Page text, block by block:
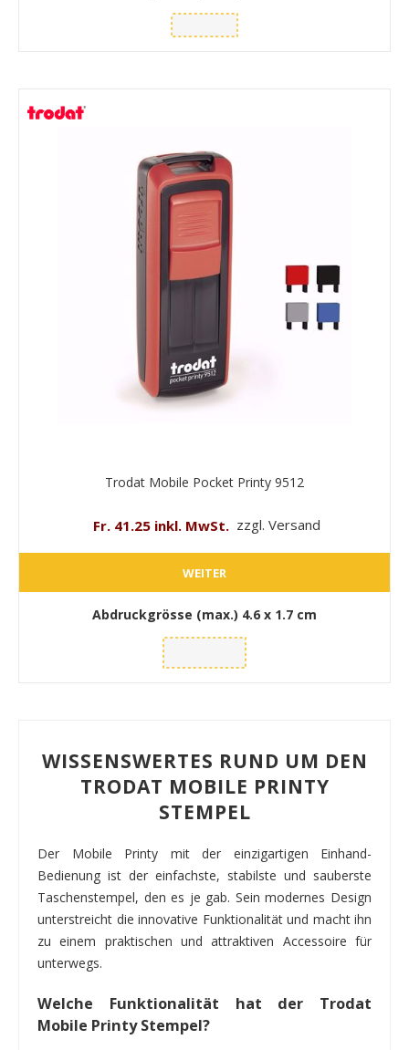
Trodat Mobile Pocket Printy 9512
Fr. 41.25 inkl. MwSt. zzgl. Versand
WEITER
Abdruckgrösse (max.) 4.6 x 1.7 cm
WISSENSWERTES RUND UM DEN
TRODAT MOBILE PRINTY
STEMPEL
Der Mobile Printy mit der einzigartigen Einhand-
Bedienung ist der einfachste, stabilste und sauberste
Taschenstempel, den es je gab. Sein modernes Design
unterstreicht die innovative Funktionalität und macht ihn
zu einem praktischen und attraktiven Accessoire für
unterwegs.
Welche Funktionalität hat der Trodat
Mobile Printy Stempel?